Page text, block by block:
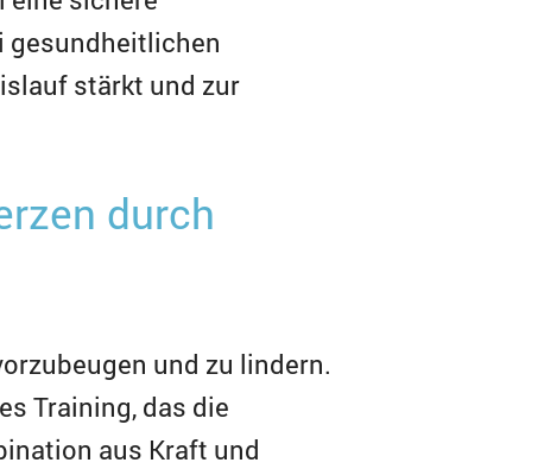
gesundheitlichen
stärkt und zur
durch
und zu lindern.
Training, das die
aus Kraft und